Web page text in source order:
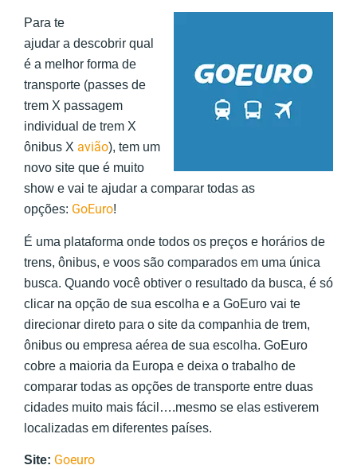
Para te
ajudar a descobrir qual
é a melhor forma de
transporte (passes de
trem X passagem
individual de trem X
ônibus X avião), tem um
novo site que é muito
show e vai te ajudar a comparar todas as
opções: GoEuro!
É uma plataforma onde todos os preços e horários de
trens, ônibus, e voos são comparados em uma única
busca. Quando você obtiver o resultado da busca, é só
clicar na opção de sua escolha e a GoEuro vai te
direcionar direto para o site da companhia de trem,
ônibus ou empresa aérea de sua escolha. GoEuro
cobre a maioria da Europa e deixa o trabalho de
comparar todas as opções de transporte entre duas
cidades muito mais fácil….mesmo se elas estiverem
localizadas em diferentes países.
Site: Goeuro